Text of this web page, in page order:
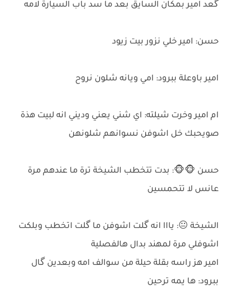
گعد امير بمكان السايق بعد ما سد باب السيارة لامه
حسن: امير خلي نزور بيت زيود
امير باوعلة ببرود: امي ويانه شلون نروح
ام امير وخرت شيلته: اي شني يعني وديني انه لبيت هذة
صويحبك خل اشوفن نسوانهم شلونهن
حسن 🐵🐵: بدت تتخطب الشيخة ترة ما عندهم مرة
عانس لا تتحمسين
الشيخة 😐: يااا انه گلت اشوفن ما گلت اتخطب وبلكت
اشوفلي مرة لمهند بدال هالفصلية
امير هز راسه بقلة حيلة من سوالف امه وبعدين گال
ببرود: ها يمه ترحين